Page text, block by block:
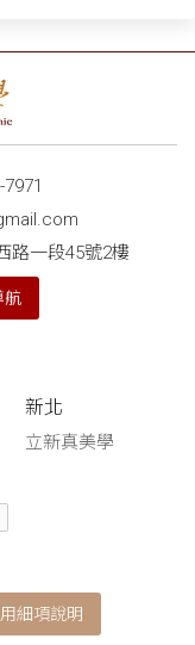
路一段45號2樓
航
新北
立新真美學
細項說明